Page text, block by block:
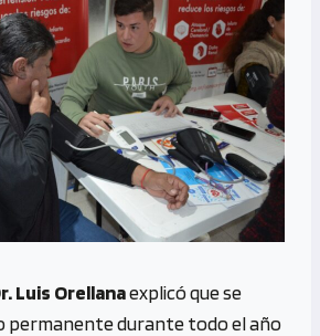
Luis Orellanaexplicó que se
permanente durante todo el año